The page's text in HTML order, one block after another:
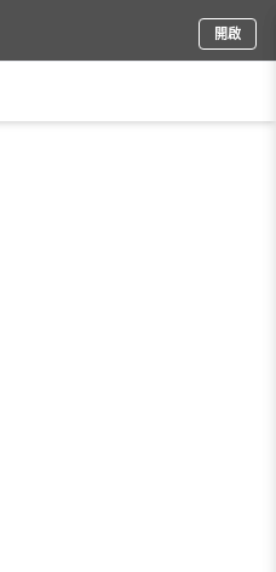
開啟